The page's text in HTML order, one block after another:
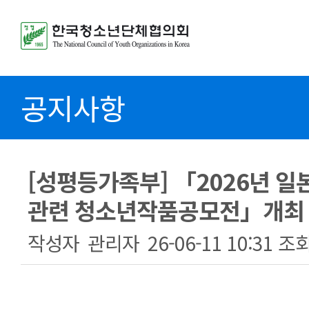
공지사항
[성평등가족부] 「2026년 일
관련 청소년작품공모전」개
작성자 관리자 26-06-11 10:31 조